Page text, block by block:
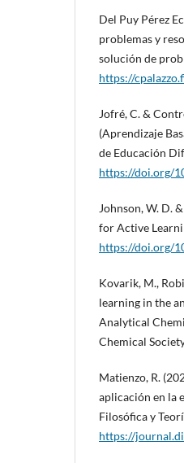
Del Puy Pérez
problemas y
solución de
https://
Jofré, C. &
(Aprendizaje
de Educación
https://doi.org/
Johnson, W. D.
for Active
https://doi.org/
Kovarik, M.,
learning in the
Analytical
Chemical
Matienzo, R.
aplicación en la
Filosófica y
https://